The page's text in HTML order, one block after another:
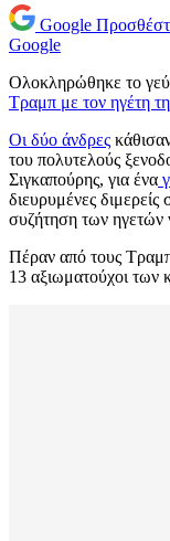
Google
Google
Ολοκληρώθηκε το
Τραμπ με τον ηγέτη
Οι δύο άνδρες
του πολυτελούς
Σιγκαπούρης, για ένα
διευρυμένες διμερείς
συζήτηση των ηγετών
Πέραν από τους Τραμπ
13 αξιωματούχοι